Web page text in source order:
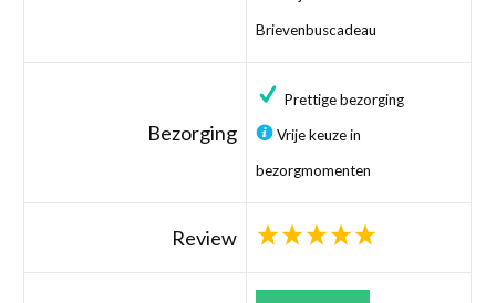
Brievenbuscadeau
Bezorging
Prettige bezorging
Vrije keuze in
bezorgmomenten
Review